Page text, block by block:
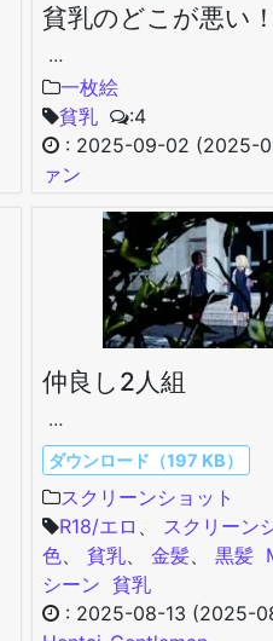
…
一枚絵
貧乳
:4
: 2025-09-02 (2025-
ァン
仲良し2人組
…
ダウンロード（197 KB）
スクリーンショット
R18/エロ
スクリーン
色、 貧乳、 金髪、 黒髪
シーン 貧乳
: 2025-08-13 (2025-